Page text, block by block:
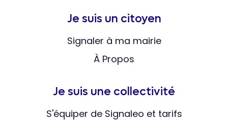
Je suis un citoyen
Signaler à ma mairie
À Propos
Je suis une collectivité
S'équiper de Signaleo et tarifs